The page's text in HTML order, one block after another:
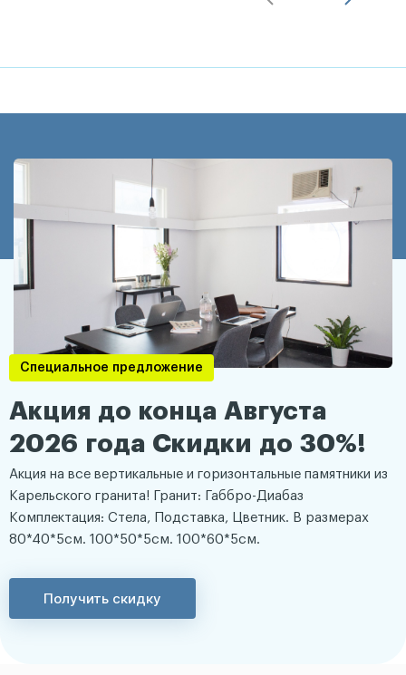
Специальное предложение
Акция до конца Августа
2026 года Скидки до 30%!
Акция на все вертикальные и горизонтальные памятники из
Карельского гранита! Гранит: Габбро-Диабаз
Комплектация: Стела, Подставка, Цветник. В размерах
80*40*5см. 100*50*5см. 100*60*5см.
Получить скидку